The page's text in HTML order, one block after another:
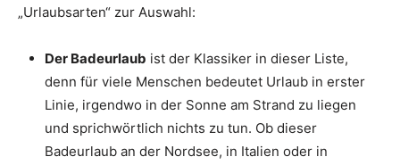
„Urlaubsarten“ zur Auswahl:
Der Badeurlaub ist der Klassiker in dieser Liste,
denn für viele Menschen bedeutet Urlaub in erster
Linie, irgendwo in der Sonne am Strand zu liegen
und sprichwörtlich nichts zu tun. Ob dieser
Badeurlaub an der Nordsee, in Italien oder in